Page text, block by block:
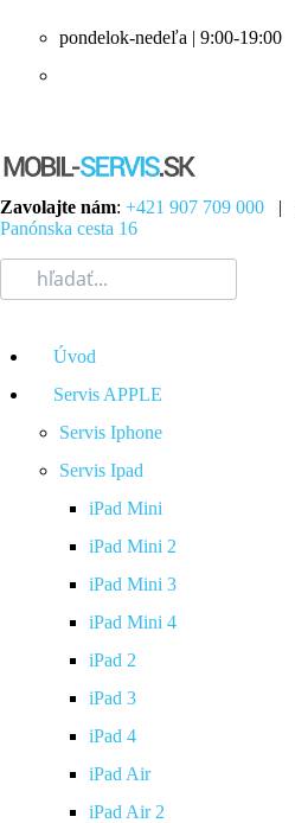
pondelok-nedeľa | 9:00-19:00
Zavolajte nám: +421 907 709 000 |
Panónska cesta 16
Úvod
Servis APPLE
Servis Iphone
Servis Ipad
iPad Mini
iPad Mini 2
iPad Mini 3
iPad Mini 4
iPad 2
iPad 3
iPad 4
iPad Air
iPad Air 2